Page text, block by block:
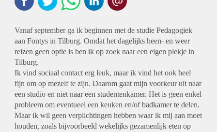
Vanaf september ga ik beginnen met de studie Pedagogiek
aan Fontys in Tilburg. Omdat het dagelijks heen- en weer
reizen geen optie is ben ik op zoek naar een eigen plekje in
Tilburg.
Ik vind sociaal contact erg leuk, maar ik vind het ook heel
fijn om op mezelf te zijn. Daarom gaat mijn voorkeur uit naar
een studio en niet naar een studentenkamer. Het is geen enkel
probleem om eventueel een keuken en/of badkamer te delen.
Maar ik wil geen verplichtingen hebben waar ik mij aan moet
houden, zoals bijvoorbeeld wekelijks gezamenlijk eten op